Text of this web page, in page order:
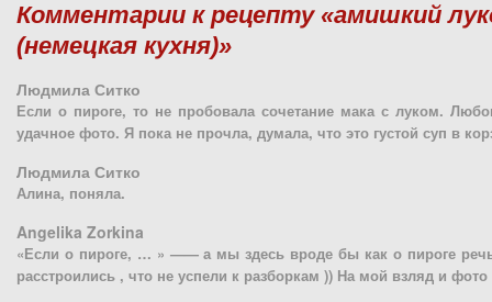
Комментарии к рецепту «амишкий
(немецкая кухня)»
Людмила Ситко
Если о пироге, то не пробовала сочетание мака с луком.
удачное фото. Я пока не прочла, думала, что это густой суп в
Людмила Ситко
Алина, поняла.
Angelika Zorkina
«Если о пироге, … » —— а мы здесь вроде бы как о пироге
расстроились , что не успели к разборкам )) На мой взляд и